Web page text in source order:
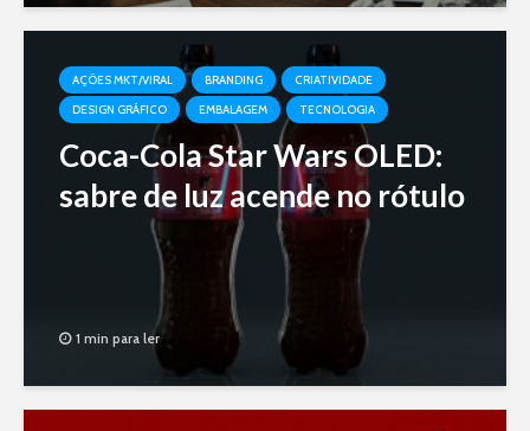
AÇÕES MKT/VIRAL BRANDING
CRIATIVIDADE
DESIGN GRÁFICO
EMBALAGEM TECNOLOGIA
Coca-Cola Star Wars OLED:
sabre de luz acende no rótulo
1 min para ler